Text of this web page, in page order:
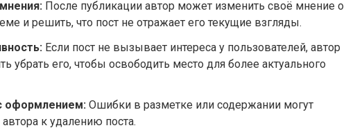
После публикации автор может изменить своё мнение о
и решить, что пост не отражает его текущие взгляды.
Если пост не вызывает интереса у пользователей, автор
убрать его, чтобы освободить место для более актуального
оформлением: Ошибки в разметке или содержании могут
автора к удалению поста.